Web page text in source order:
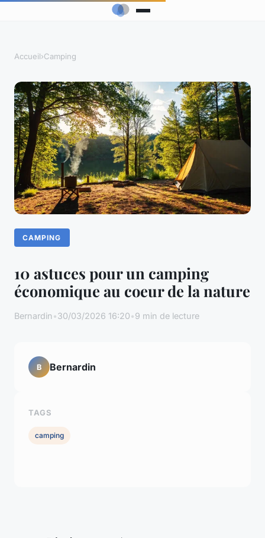
Accueil›Camping
CAMPING
10 astuces pour un camping
économique au coeur de la nature
Bernardin•30/03/2026 16:20•9 min de lecture
B Bernardin
TAGS
camping